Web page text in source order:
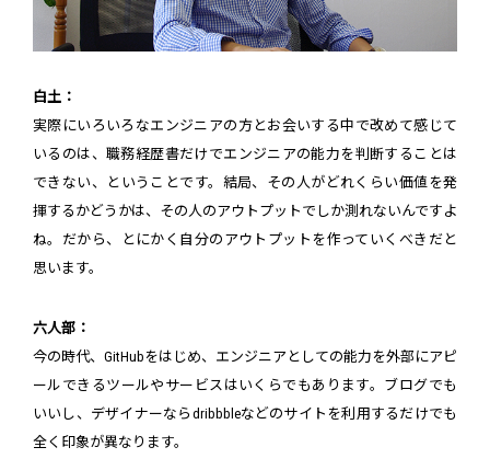
白土：
実際にいろいろなエンジニアの方とお会いする中で改めて感じて
いるのは、職務経歴書だけでエンジニアの能力を判断することは
できない、ということです。結局、その人がどれくらい価値を発
揮するかどうかは、その人のアウトプットでしか測れないんですよ
ね。だから、とにかく自分のアウトプットを作っていくべきだと
思います。
六人部：
今の時代、GitHubをはじめ、エンジニアとしての能力を外部にアピ
ールできるツールやサービスはいくらでもあります。ブログでも
いいし、デザイナーならdribbbleなどのサイトを利用するだけでも
全く印象が異なります。